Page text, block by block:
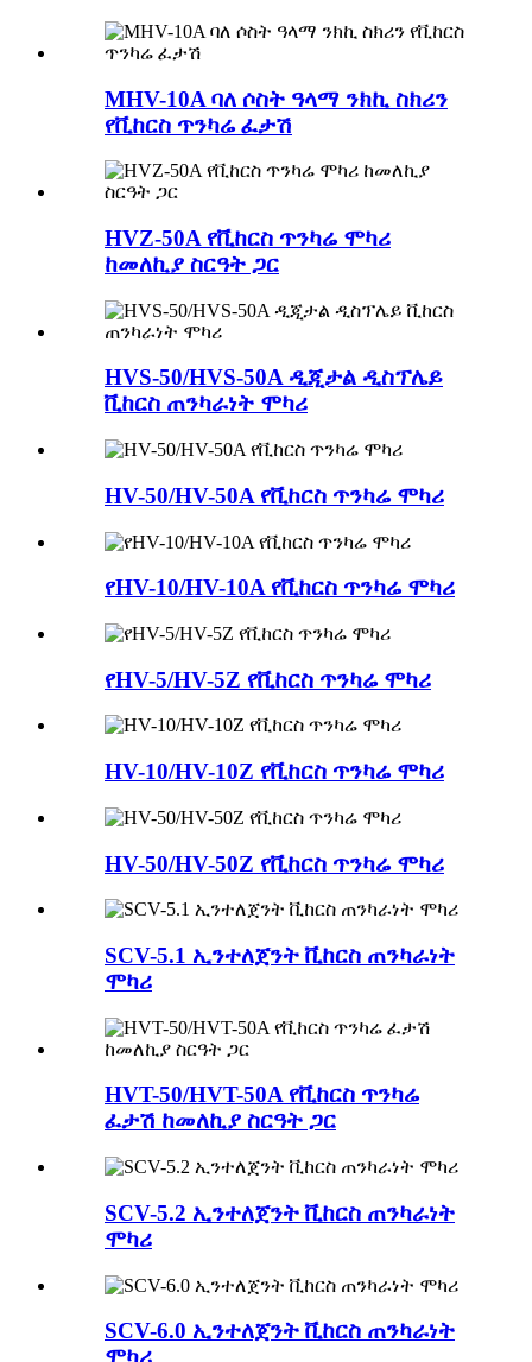
MHV-10A ባለ ሶስት ዓላማ ንክኪ ስክሪን
የቪከርስ ጥንካሬ ፈታሽ
HVZ-50A የቪከርስ ጥንካሬ ሞካሪ
ከመለኪያ ስርዓት ጋር
HVS-50/HVS-50A ዲጂታል ዲስፕሌይ
ቪከርስ ጠንካራነት ሞካሪ
HV-50/HV-50A የቪከርስ ጥንካሬ ሞካሪ
የHV-10/HV-10A የቪከርስ ጥንካሬ ሞካሪ
የHV-5/HV-5Z የቪከርስ ጥንካሬ ሞካሪ
HV-10/HV-10Z የቪከርስ ጥንካሬ ሞካሪ
HV-50/HV-50Z የቪከርስ ጥንካሬ ሞካሪ
SCV-5.1 ኢንተለጀንት ቪከርስ ጠንካራነት
ሞካሪ
HVT-50/HVT-50A የቪከርስ ጥንካሬ
ፈታሽ ከመለኪያ ስርዓት ጋር
SCV-5.2 ኢንተለጀንት ቪከርስ ጠንካራነት
ሞካሪ
SCV-6.0 ኢንተለጀንት ቪከርስ ጠንካራነት